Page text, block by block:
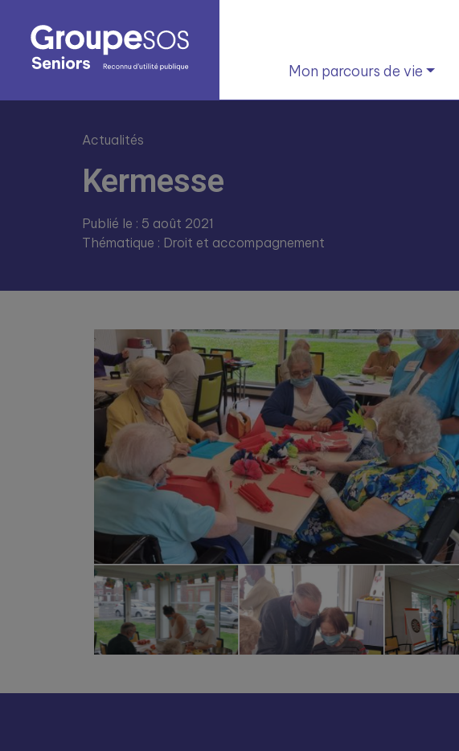
Mon parcours de vie
Actualités
Kermesse
Publié le : 5 août 2021
Thématique : Droit et accompagnement